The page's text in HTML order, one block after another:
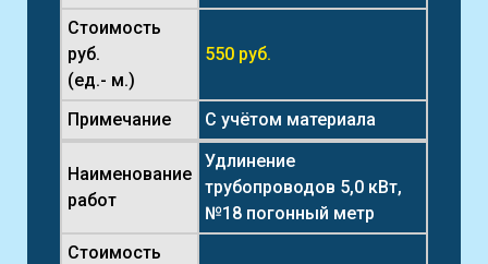
Стоимость
руб.
(ед.- м.)
550 руб.
Примечание С учётом материала
Наименование
работ
Удлинение
трубопроводов 5,0 кВт,
№18 погонный метр
Стоимость